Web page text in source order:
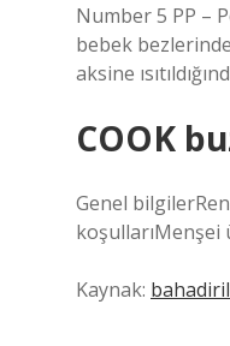
Number 5 PP –
bebek
aksine
COOK
Genel
koşullarıMenşei
Kaynak: